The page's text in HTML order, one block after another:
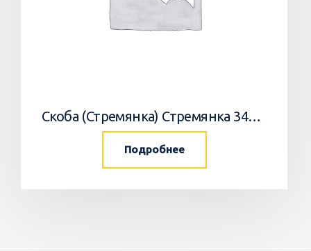
Скоба (Стремянка) Стремянка 34033502 Horsch
Подробнее